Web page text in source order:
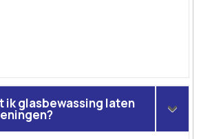
ik glasbewassing laten